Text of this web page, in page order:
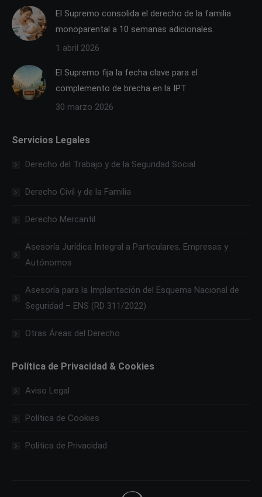
El Supremo consolida el derecho de la familia
monoparental a 10 semanas adicionales.
1 abril 2026
El Supremo fija la fecha clave para el
complemento de brecha en la IPT
30 marzo 2026
Servicios Legales
Derecho del Trabajo y de la Seguridad Social
Derecho Civil y de la Familia
Derecho Mercantil
Asesoría Jurídica Integral a Particulares, Empresas y
Autónomos
Asesoría para la Implantación del Esquema Nacional de
Seguridad – ENS (RD 311/2022)
Otras Áreas del Derecho
Política de Privacidad & Cookies
Aviso Legal
Política de Cookies
Política de Privacidad